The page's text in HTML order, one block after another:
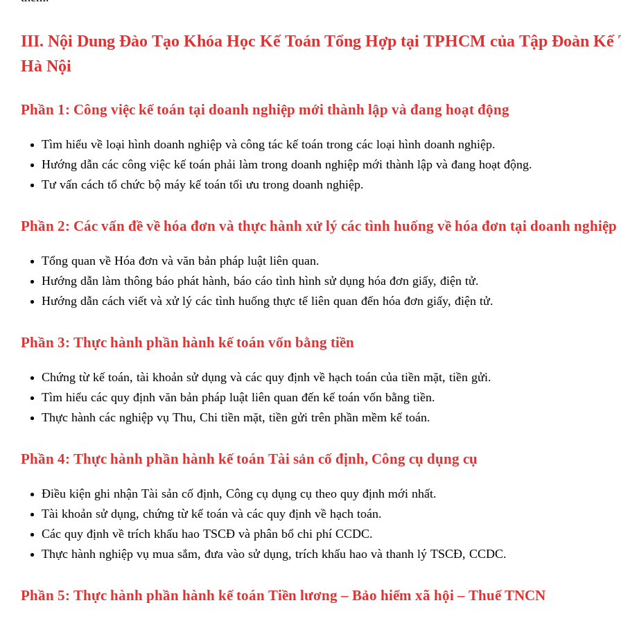
III. Nội Dung Đào Tạo Khóa Học Kế Toán Tổng Hợp tại TPHCM của Tập Đoàn Kế
Hà Nội
Phần 1: Công việc kế toán tại doanh nghiệp mới thành lập và đang hoạt động
Tìm hiểu về loại hình doanh nghiệp và công tác kế toán trong các loại hình doanh nghiệp.
Hướng dẫn các công việc kế toán phải làm trong doanh nghiệp mới thành lập và đang hoạt động.
Tư vấn cách tổ chức bộ máy kế toán tối ưu trong doanh nghiệp.
Phần 2: Các vấn đề về hóa đơn và thực hành xử lý các tình huống về hóa đơn tại doanh nghiệp
Tổng quan về Hóa đơn và văn bản pháp luật liên quan.
Hướng dẫn làm thông báo phát hành, báo cáo tình hình sử dụng hóa đơn giấy, điện tử.
Hướng dẫn cách viết và xử lý các tình huống thực tế liên quan đến hóa đơn giấy, điện tử.
Phần 3: Thực hành phần hành kế toán vốn bằng tiền
Chứng từ kế toán, tài khoản sử dụng và các quy định về hạch toán của tiền mặt, tiền gửi.
Tìm hiểu các quy định văn bản pháp luật liên quan đến kế toán vốn bằng tiền.
Thực hành các nghiệp vụ Thu, Chi tiền mặt, tiền gửi trên phần mềm kế toán.
Phần 4: Thực hành phần hành kế toán Tài sản cố định, Công cụ dụng cụ
Điều kiện ghi nhận Tài sản cố định, Công cụ dụng cụ theo quy định mới nhất.
Tài khoản sử dụng, chứng từ kế toán và các quy định về hạch toán.
Các quy định về trích khấu hao TSCĐ và phân bổ chi phí CCDC.
Thực hành nghiệp vụ mua sắm, đưa vào sử dụng, trích khấu hao và thanh lý TSCĐ, CCDC.
Phần 5: Thực hành phần hành kế toán Tiền lương – Bảo hiểm xã hội – Thuế TNCN